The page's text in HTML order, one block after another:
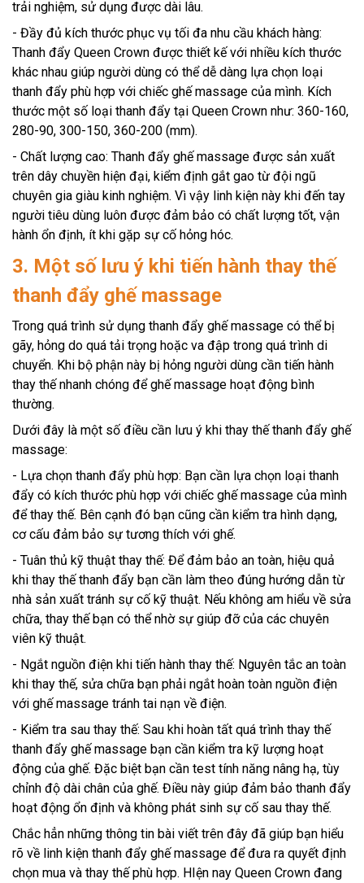
trải nghiệm, sử dụng được dài lâu.
- Đầy đủ kích thước phục vụ tối đa nhu cầu khách hàng:
Thanh đẩy Queen Crown được thiết kế với nhiều kích thước
khác nhau giúp người dùng có thể dễ dàng lựa chọn loại
thanh đẩy phù hợp với chiếc ghế massage của mình. Kích
thước một số loại thanh đẩy tại Queen Crown như: 360-160,
280-90, 300-150, 360-200 (mm).
- Chất lượng cao: Thanh đẩy ghế massage được sản xuất
trên dây chuyền hiện đại, kiểm định gắt gao từ đội ngũ
chuyên gia giàu kinh nghiệm. Vì vậy linh kiện này khi đến tay
người tiêu dùng luôn được đảm bảo có chất lượng tốt, vận
hành ổn định, ít khi gặp sự cố hỏng hóc.
3. Một số lưu ý khi tiến hành thay thế
thanh đẩy ghế massage
Trong quá trình sử dụng thanh đẩy ghế massage có thể bị
gãy, hỏng do quá tải trọng hoặc va đập trong quá trình di
chuyển. Khi bộ phận này bị hỏng người dùng cần tiến hành
thay thế nhanh chóng để ghế massage hoạt động bình
thường.
Dưới đây là một số điều cần lưu ý khi thay thế thanh đẩy ghế
massage:
- Lựa chọn thanh đẩy phù hợp: Bạn cần lựa chọn loại thanh
đẩy có kích thước phù hợp với chiếc ghế massage của mình
để thay thế. Bên cạnh đó bạn cũng cần kiểm tra hình dạng,
cơ cấu đảm bảo sự tương thích với ghế.
- Tuân thủ kỹ thuật thay thế: Để đảm bảo an toàn, hiệu quả
khi thay thế thanh đẩy bạn cần làm theo đúng hướng dẫn từ
nhà sản xuất tránh sự cố kỹ thuật. Nếu không am hiểu về sửa
chữa, thay thế bạn có thể nhờ sự giúp đỡ của các chuyên
viên kỹ thuật.
- Ngắt nguồn điện khi tiến hành thay thế: Nguyên tắc an toàn
khi thay thế, sửa chữa bạn phải ngắt hoàn toàn nguồn điện
với ghế massage tránh tai nạn về điện.
- Kiểm tra sau thay thế: Sau khi hoàn tất quá trình thay thế
thanh đẩy ghế massage bạn cần kiểm tra kỹ lượng hoạt
động của ghế. Đặc biệt bạn cần test tính năng nâng hạ, tùy
chỉnh độ dài chân của ghế. Điều này giúp đảm bảo thanh đẩy
hoạt động ổn định và không phát sinh sự cố sau thay thế.
Chắc hẳn những thông tin bài viết trên đây đã giúp bạn hiểu
rõ về linh kiện thanh đẩy ghế massage để đưa ra quyết định
chọn mua và thay thế phù hợp. HIện nay Queen Crown đang